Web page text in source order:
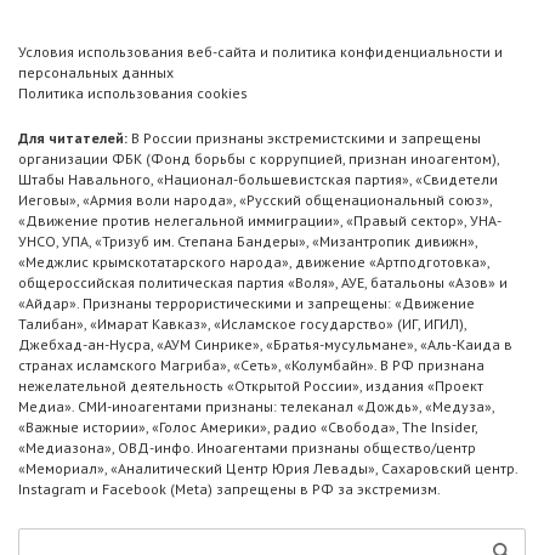
Условия использования веб-сайта и политика конфиденциальности и
персональных данных
Политика использования cookies
Для читателей: В России признаны экстремистскими и запрещены
организации ФБК (Фонд борьбы с коррупцией, признан иноагентом),
Штабы Навального, «Национал-большевистская партия», «Свидетели
Иеговы», «Армия воли народа», «Русский общенациональный союз»,
«Движение против нелегальной иммиграции», «Правый сектор», УНА-
УНСО, УПА, «Тризуб им. Степана Бандеры», «Мизантропик дивижн»,
«Меджлис крымскотатарского народа», движение «Артподготовка»,
общероссийская политическая партия «Воля», АУЕ, батальоны «Азов» и
«Айдар». Признаны террористическими и запрещены: «Движение
Талибан», «Имарат Кавказ», «Исламское государство» (ИГ, ИГИЛ),
Джебхад-ан-Нусра, «АУМ Синрике», «Братья-мусульмане», «Аль-Каида в
странах исламского Магриба», «Сеть», «Колумбайн». В РФ признана
нежелательной деятельность «Открытой России», издания «Проект
Медиа». СМИ-иноагентами признаны: телеканал «Дождь», «Медуза»,
«Важные истории», «Голос Америки», радио «Свобода», The Insider,
«Медиазона», ОВД-инфо. Иноагентами признаны общество/центр
«Мемориал», «Аналитический Центр Юрия Левады», Сахаровский центр.
Instagram и Facebook (Metа) запрещены в РФ за экстремизм.